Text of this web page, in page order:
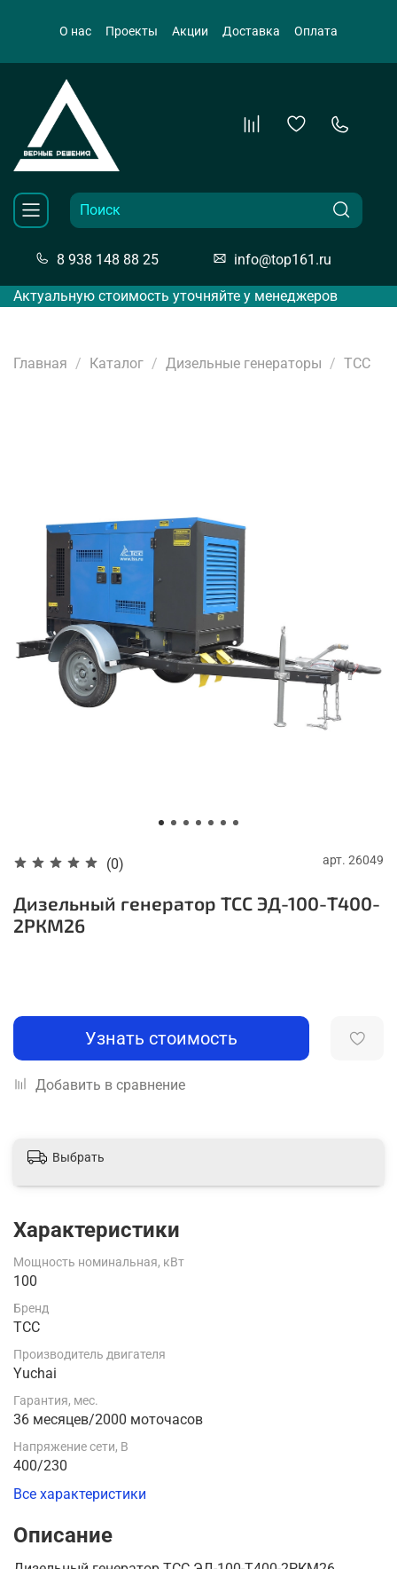
О нас Проекты Акции Доставка Оплата
8 938 148 88 25 info@top161.ru
Актуальную стоимость уточняйте у менеджеров
Главная Каталог Дизельные генераторы ТСС
(0) арт. 26049
Дизельный генератор ТСС ЭД-100-Т400-
2РКМ26
Узнать стоимость
Добавить в сравнение
Выбрать
Характеристики
Мощность номинальная, кВт
100
Бренд
ТСС
Производитель двигателя
Yuchai
Гарантия, мес.
36 месяцев/2000 моточасов
Напряжение сети, В
400/230
Все характеристики
Описание